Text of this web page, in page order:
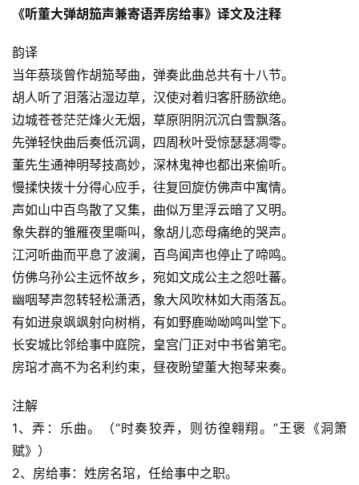
《听董大弹胡笳声兼寄语弄房给事》译文及注释
韵译
当年蔡琰曾作胡笳琴曲，弹奏此曲总共有十八节。
胡人听了泪落沾湿边草，汉使对着归客肝肠欲绝。
边城苍苍茫茫烽火无烟，草原阴阴沉沉白雪飘落。
先弹轻快曲后奏低沉调，四周秋叶受惊瑟瑟凋零。
董先生通神明琴技高妙，深林鬼神也都出来偷听。
慢揉快拨十分得心应手，往复回旋仿佛声中寓情。
声如山中百鸟散了又集，曲似万里浮云暗了又明。
象失群的雏雁夜里嘶叫，象胡儿恋母痛绝的哭声。
江河听曲而平息了波澜，百鸟闻声也停止了啼鸣。
仿佛乌孙公主远怀故乡，宛如文成公主之怨吐蕃。
幽咽琴声忽转轻松潇洒，象大风吹林如大雨落瓦。
有如迸泉飒飒射向树梢，有如野鹿呦呦鸣叫堂下。
长安城比邻给事中庭院，皇宫门正对中书省第宅。
房琯才高不为名利约束，昼夜盼望董大抱琴来奏。
注解
1、弄：乐曲。（“时奏狡弄，则彷徨翱翔。”王褒《洞箫
赋》）
2、房给事：姓房名琯，任给事中之职。